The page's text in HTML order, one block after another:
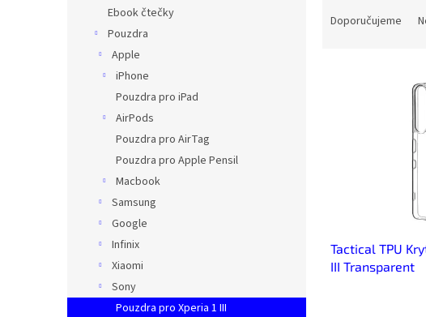
Ebook čtečky
Pouzdra
Apple
iPhone
Pouzdra pro iPad
AirPods
Pouzdra pro AirTag
Pouzdra pro Apple Pensil
Macbook
Samsung
Google
Infinix
Xiaomi
Sony
Pouzdra pro Xperia 1 III
Doporučujeme
Tactical TPU
III Transparent